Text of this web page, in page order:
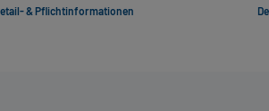
& Pflichtinformationen